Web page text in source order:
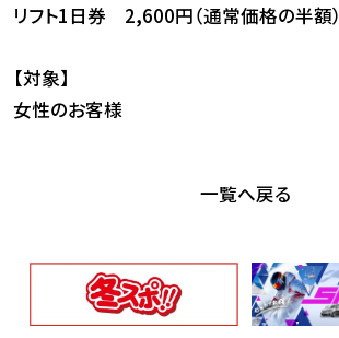
リフト1日券 2,600円（通常価格の半額）
【対象】
女性のお客様
一覧へ戻る